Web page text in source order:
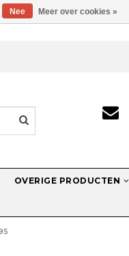
OVERIGE PRODUCTEN
Nee Meer over cookies »